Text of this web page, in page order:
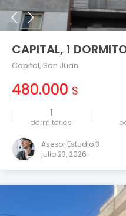
CAPITAL, 1
Capital, San Juan
480.000 $
1
Asesor Estudio 3
julio 23, 2026